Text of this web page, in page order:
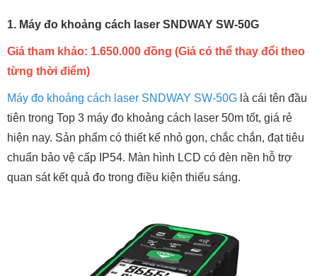
1. Máy đo khoảng cách laser SNDWAY SW-50G
Giá tham khảo: 1.650.000 đồng (Giá có thể thay đổi theo
từng thời điểm)
Máy đo khoảng cách laser SNDWAY SW-50G là cái tên đầu
tiên trong Top 3 máy đo khoảng cách laser 50m tốt, giá rẻ
hiện nay. Sản phẩm có thiết kế nhỏ gọn, chắc chắn, đạt tiêu
chuẩn bảo vệ cấp IP54. Màn hình LCD có đèn nền hỗ trợ
quan sát kết quả đo trong điều kiện thiếu sáng.